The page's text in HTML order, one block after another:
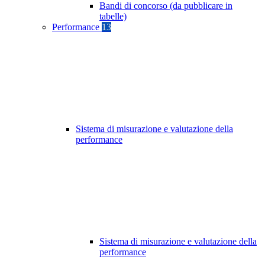
Bandi di concorso (da pubblicare in
tabelle)
Performance 13
Sistema di misurazione e valutazione della
performance
Sistema di misurazione e valutazione della
performance